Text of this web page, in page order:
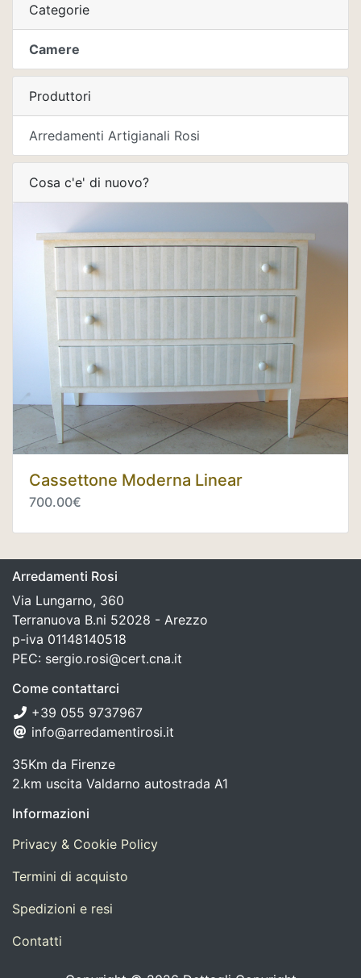
Categorie
Camere
Produttori
Arredamenti Artigianali Rosi
Cosa c'e' di nuovo?
Cassettone Moderna Linear
700.00€
Arredamenti Rosi
Via Lungarno, 360
Terranuova B.ni 52028 - Arezzo
p-iva 01148140518
PEC: sergio.rosi@cert.cna.it
Come contattarci
+39 055 9737967
info@arredamentirosi.it
35Km da Firenze
2.km uscita Valdarno autostrada A1
Informazioni
Privacy & Cookie Policy
Termini di acquisto
Spedizioni e resi
Contatti